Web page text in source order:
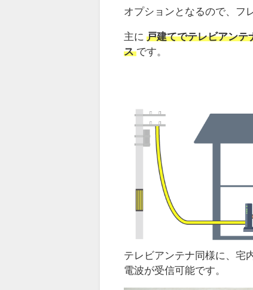
オプションとなるので、フ
主に 戸建てでテレビアンテ
ス です。
テレビアンテナ同様に、宅
電波が受信可能です。